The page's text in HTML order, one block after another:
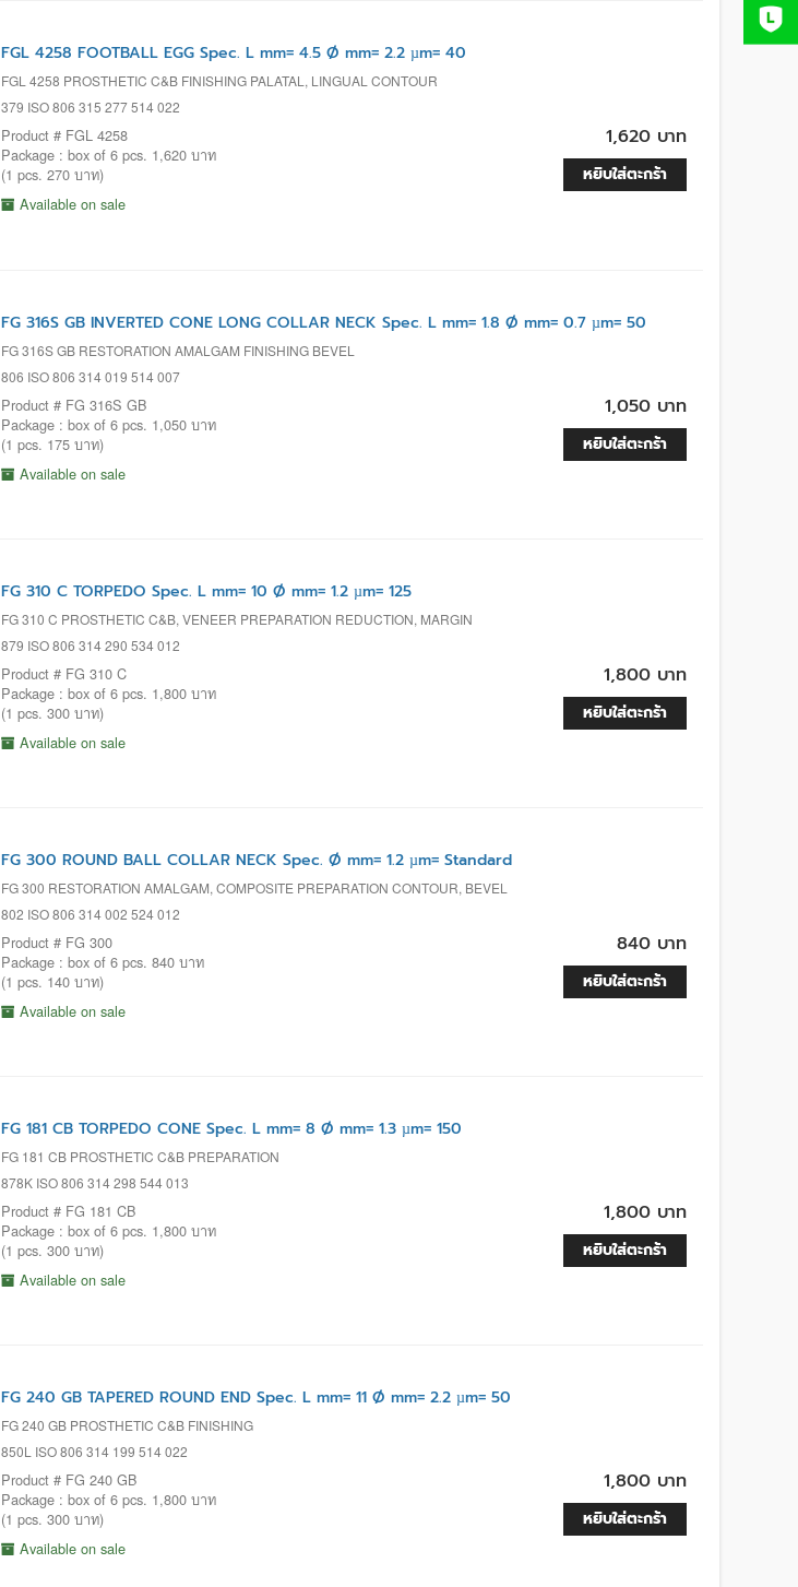
FGL 4258 FOOTBALL EGG Spec. L mm= 4.5 Ø mm= 2.2 µm= 40
FGL 4258 PROSTHETIC C&B FINISHING PALATAL, LINGUAL CONTOUR
379 ISO 806 315 277 514 022
Product # FGL 4258
Package : box of 6 pcs. 1,620 บาท
(1 pcs. 270 บาท)
Available on sale
1,620 บาท
หยิบใส่ตะกร้า
FG 316S GB INVERTED CONE LONG COLLAR NECK Spec. L mm= 1.8 Ø mm= 0.7 µm= 50
FG 316S GB RESTORATION AMALGAM FINISHING BEVEL
806 ISO 806 314 019 514 007
Product # FG 316S GB
Package : box of 6 pcs. 1,050 บาท
(1 pcs. 175 บาท)
Available on sale
1,050 บาท
หยิบใส่ตะกร้า
FG 310 C TORPEDO Spec. L mm= 10 Ø mm= 1.2 µm= 125
FG 310 C PROSTHETIC C&B, VENEER PREPARATION REDUCTION, MARGIN
879 ISO 806 314 290 534 012
Product # FG 310 C
Package : box of 6 pcs. 1,800 บาท
(1 pcs. 300 บาท)
Available on sale
1,800 บาท
หยิบใส่ตะกร้า
FG 300 ROUND BALL COLLAR NECK Spec. Ø mm= 1.2 µm= Standard
FG 300 RESTORATION AMALGAM, COMPOSITE PREPARATION CONTOUR, BEVEL
802 ISO 806 314 002 524 012
Product # FG 300
Package : box of 6 pcs. 840 บาท
(1 pcs. 140 บาท)
Available on sale
840 บาท
หยิบใส่ตะกร้า
FG 181 CB TORPEDO CONE Spec. L mm= 8 Ø mm= 1.3 µm= 150
FG 181 CB PROSTHETIC C&B PREPARATION
878K ISO 806 314 298 544 013
Product # FG 181 CB
Package : box of 6 pcs. 1,800 บาท
(1 pcs. 300 บาท)
Available on sale
1,800 บาท
หยิบใส่ตะกร้า
FG 240 GB TAPERED ROUND END Spec. L mm= 11 Ø mm= 2.2 µm= 50
FG 240 GB PROSTHETIC C&B FINISHING
850L ISO 806 314 199 514 022
Product # FG 240 GB
Package : box of 6 pcs. 1,800 บาท
(1 pcs. 300 บาท)
Available on sale
1,800 บาท
หยิบใส่ตะกร้า